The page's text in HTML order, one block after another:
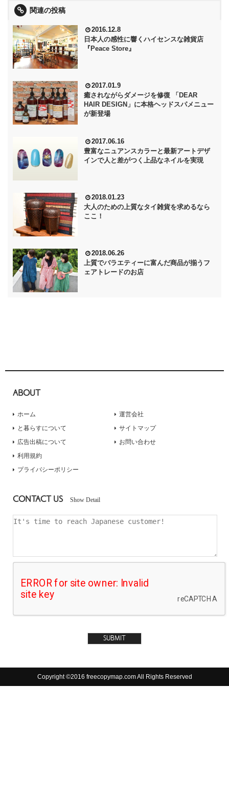
関連の投稿
2016.12.8
日本人の感性に響くハイセンスな雑貨店
『Peace Store』
2017.01.9
癒されながらダメージを修復 「DEAR
HAIR DESIGN」に本格ヘッドスパメニュー
が新登場
2017.06.16
豊富なニュアンスカラーと最新アートデザ
インで人と差がつく上品なネイルを実現
2018.01.23
大人のための上質なタイ雑貨を求めるなら
ここ！
2018.06.26
上質でバラエティーに富んだ商品が揃うフ
ェアトレードのお店
ABOUT
ホーム
と暮らすについて
広告出稿について
運営会社
サイトマップ
お問い合わせ
利用規約
プライバシーポリシー
CONTACT US Show Detail
Copyright ©2016 freecopymap.com All Rights Reserved